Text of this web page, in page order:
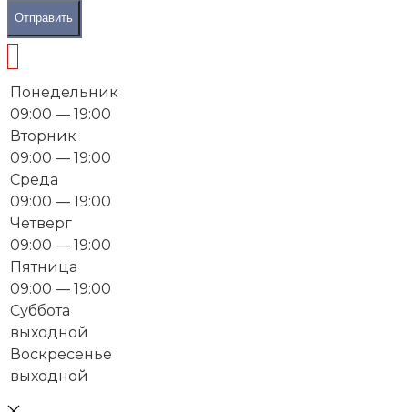
Отправить
Понедельник
09:00 — 19:00
Вторник
09:00 — 19:00
Среда
09:00 — 19:00
Четверг
09:00 — 19:00
Пятница
09:00 — 19:00
Суббота
выходной
Воскресенье
выходной